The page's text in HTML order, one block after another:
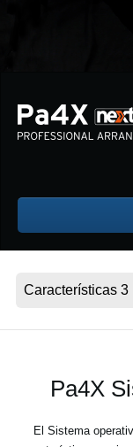
Noticias
Ubicación
Pa4X
El Sistema